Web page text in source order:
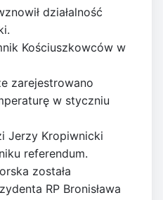
działalność
Kościuszkowców w
zarejestrowano
w styczniu
Jerzy Kropiwnicki
referendum.
została
RP Bronisława